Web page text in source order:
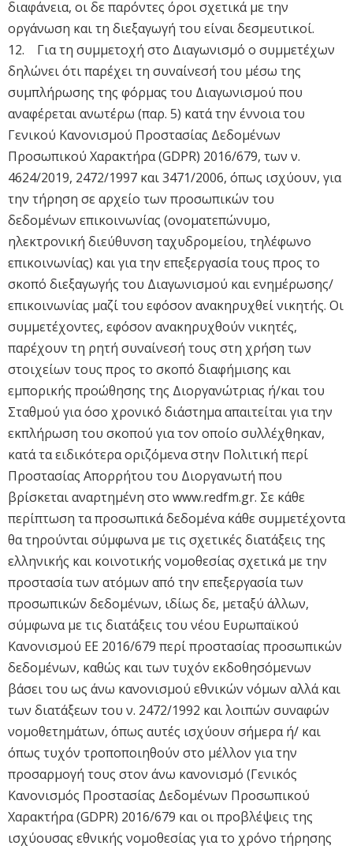
διαφάνεια, οι δε παρόντες όροι σχετικά με την
οργάνωση και τη διεξαγωγή του είναι δεσμευτικοί.
12. Για τη συμμετοχή στο Διαγωνισμό ο συμμετέχων
δηλώνει ότι παρέχει τη συναίνεσή του μέσω της
συμπλήρωσης της φόρμας του Διαγωνισμού που
αναφέρεται ανωτέρω (παρ. 5) κατά την έννοια του
Γενικού Κανονισμού Προστασίας Δεδομένων
Προσωπικού Χαρακτήρα (GDPR) 2016/679, των ν.
4624/2019, 2472/1997 και 3471/2006, όπως ισχύουν, για
την τήρηση σε αρχείο των προσωπικών του
δεδομένων επικοινωνίας (ονοματεπώνυμο,
ηλεκτρονική διεύθυνση ταχυδρομείου, τηλέφωνο
επικοινωνίας) και για την επεξεργασία τους προς το
σκοπό διεξαγωγής του Διαγωνισμού και ενημέρωσης/
επικοινωνίας μαζί του εφόσον ανακηρυχθεί νικητής. Οι
συμμετέχοντες, εφόσον ανακηρυχθούν νικητές,
παρέχουν τη ρητή συναίνεσή τους στη χρήση των
στοιχείων τους προς το σκοπό διαφήμισης και
εμπορικής προώθησης της Διοργανώτριας ή/και του
Σταθμού για όσο χρονικό διάστημα απαιτείται για την
εκπλήρωση του σκοπού για τον οποίο συλλέχθηκαν,
κατά τα ειδικότερα οριζόμενα στην Πολιτική περί
Προστασίας Απορρήτου του Διοργανωτή που
βρίσκεται αναρτημένη στο www.redfm.gr. Σε κάθε
περίπτωση τα προσωπικά δεδομένα κάθε συμμετέχοντα
θα τηρούνται σύμφωνα με τις σχετικές διατάξεις της
ελληνικής και κοινοτικής νομοθεσίας σχετικά με την
προστασία των ατόμων από την επεξεργασία των
προσωπικών δεδομένων, ιδίως δε, μεταξύ άλλων,
σύμφωνα με τις διατάξεις του νέου Ευρωπαϊκού
Κανονισμού ΕΕ 2016/679 περί προστασίας προσωπικών
δεδομένων, καθώς και των τυχόν εκδοθησόμενων
βάσει του ως άνω κανονισμού εθνικών νόμων αλλά και
των διατάξεων του ν. 2472/1992 και λοιπών συναφών
νομοθετημάτων, όπως αυτές ισχύουν σήμερα ή/ και
όπως τυχόν τροποποιηθούν στο μέλλον για την
προσαρμογή τους στον άνω κανονισμό (Γενικός
Κανονισμός Προστασίας Δεδομένων Προσωπικού
Χαρακτήρα (GDPR) 2016/679 και οι προβλέψεις της
ισχύουσας εθνικής νομοθεσίας για το χρόνο τήρησης